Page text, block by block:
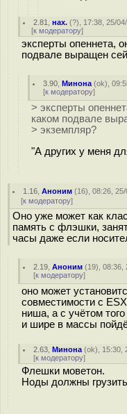
2.81 ,нах. (?), 17:38, 25/
[к модератору]
эксперты опеннета,
подвале выращен
3.90 ,Минона (ok),
[к модератору]
> эксперты
каком подвале
> экземпляр?
"А других у меня
1.16 ,Аноним (16), 08:26,
[к модератору]
Оно уже может как
память с флэшки,
часы даже если
2.19 ,Аноним (19), 08:36,
[к модератору]
оно может
совместимости с
ниша, а с учётом того
и шире в массы
2.63 ,Минона (ok), 15:30,
[к модератору]
Флешки моветон.
Ноды должны